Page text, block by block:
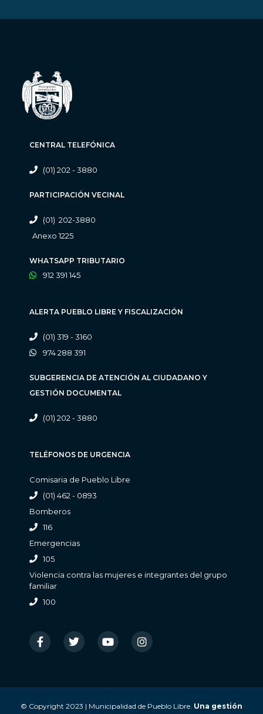
CENTRAL TELEFÓNICA
(01) 202 - 3880
PARTICIPACIÓN VECINAL
(01) 202-3880
Anexo 1225
WHATSAPP TRIBUTARIO
912 391 145
ALERTA PUEBLO LIBRE Y FISCALIZACIÓN
(01) 319 - 3160
974 288 391
SUBGERENCIA DE ATENCIÓN AL CIUDADANO Y
GESTIÓN DOCUMENTAL
(01) 202 - 3880
TELÉFONOS DE URGENCIA
Comisaria de Pueblo Libre
(01) 462 - 0893
Bomberos
116
Emergencias
105
Violencia contra las mujeres e integrantes del grupo
familiar
100
© Copyright 2023 | Municipalidad de Pueblo Libre. Una gestión